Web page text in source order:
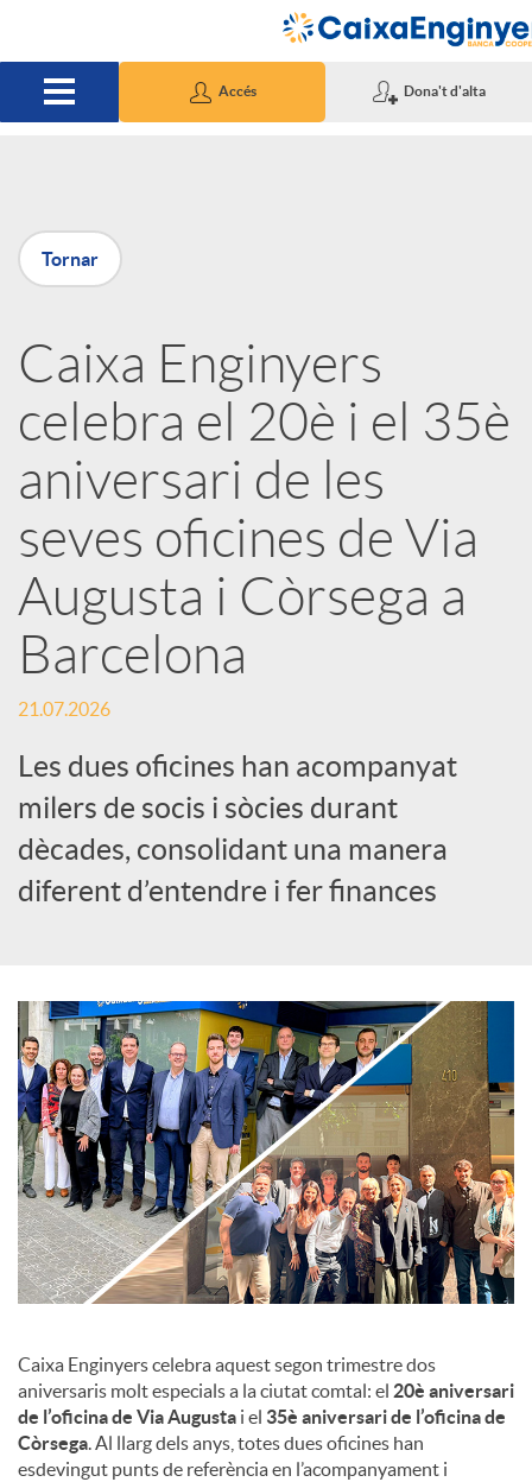
Accés Dona't d'alta
P
u
b
l
i
c
a
d
o
r
e
c
o
n
t
i
Tornar
Caixa Enginyers
celebra el 20è i el 35è
aniversari de les
seves oficines de Via
Augusta i Còrsega a
Barcelona
21.07.2026
Les dues oficines han acompanyat
milers de socis i sòcies durant
dècades, consolidant una manera
diferent d’entendre i fer finances
Caixa Enginyers celebra aquest segon trimestre dos
aniversaris molt especials a la ciutat comtal: el 20è aniversari
de l’oficina de Via Augusta i el 35è aniversari de l’oficina de
Còrsega. Al llarg dels anys, totes dues oficines han
esdevingut punts de referència en l’acompanyament i